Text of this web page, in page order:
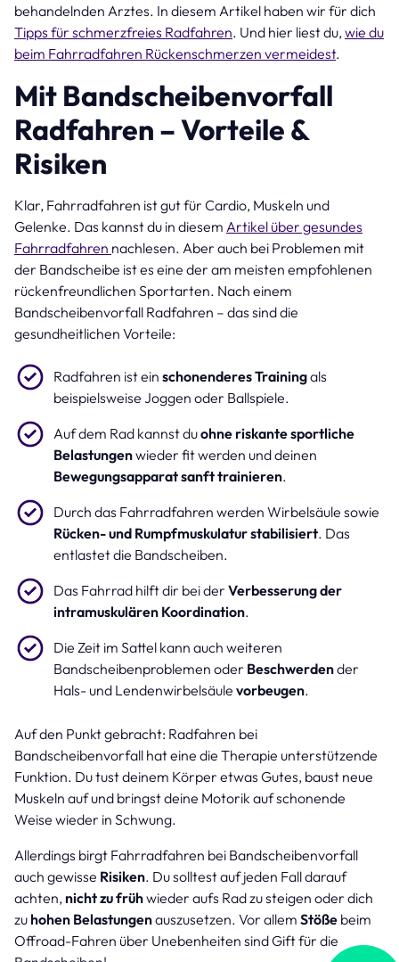
behandelnden Arztes. In diesem Artikel haben wir für dich
Tipps für schmerzfreies Radfahren. Und hier liest du, wie du
beim Fahrradfahren Rückenschmerzen vermeidest.
Mit Bandscheibenvorfall
Radfahren – Vorteile &
Risiken
Klar, Fahrradfahren ist gut für Cardio, Muskeln und
Gelenke. Das kannst du in diesem Artikel über gesundes
Fahrradfahren nachlesen. Aber auch bei Problemen mit
der Bandscheibe ist es eine der am meisten empfohlenen
rückenfreundlichen Sportarten. Nach einem
Bandscheibenvorfall Radfahren – das sind die
gesundheitlichen Vorteile:
Radfahren ist ein schonenderes Trainingals
beispielsweise Joggen oder Ballspiele.
Auf dem Rad kannst duohne riskante sportliche
Belastungenwieder fit werden und deinen
Bewegungsapparat sanft trainieren.
Durch das Fahrradfahren werden Wirbelsäule sowie
Rücken- und Rumpfmuskulatur stabilisiert. Das
entlastet die Bandscheiben.
Das Fahrrad hilft dir bei der Verbesserung der
intramuskulären Koordination.
Die Zeit im Sattel kann auch weiteren
Bandscheibenproblemen oder Beschwerdender
Hals- und Lendenwirbelsäule vorbeugen.
Auf den Punkt gebracht: Radfahren bei
Bandscheibenvorfall hat eine die Therapie unterstützende
Funktion. Du tust deinem Körper etwas Gutes, baust neue
Muskeln auf und bringst deine Motorik auf schonende
Weise wieder in Schwung.
Allerdings birgt Fahrradfahren bei Bandscheibenvorfall
auch gewisse Risiken. Du solltest auf jeden Fall darauf
achten, nicht zu frühwieder aufs Rad zu steigen oder dich
zu hohen Belastungenauszusetzen. Vor allem Stöße beim
Offroad-Fahren über Unebenheiten sind Gift für die